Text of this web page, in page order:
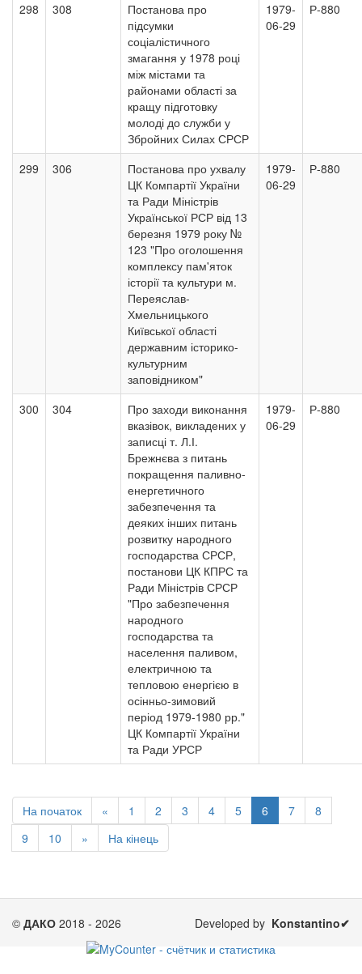
298 308
Постанова про
підсумки
соціалістичного
змагання у 1978 році
між містами та
районами області за
кращу підготовку
молоді до служби у
Збройних Силах СРСР
1979-
06-29
Р-880
299 306
Постанова про ухвалу
ЦК Компартії України
та Ради Міністрів
Української РСР від 13
березня 1979 року №
123 "Про оголошення
комплексу пам'яток
історії та культури м.
Переяслав-
Хмельницького
Київської області
державним історико-
культурним
заповідником"
1979-
06-29
Р-880
300 304
Про заходи виконання
вказівок, викладених у
записці т. Л.І.
Брежнєва з питань
покращення паливно-
енергетичного
забезпечення та
деяких інших питань
розвитку народного
господарства СРСР,
постанови ЦК КПРС та
Ради Міністрів СРСР
"Про забезпечення
народного
господарства та
населення паливом,
електричною та
тепловою енергією в
осінньо-зимовий
період 1979-1980 рр."
ЦК Компартії України
та Ради УРСР
1979-
06-29
Р-880
На початок « 1 2 3 4 5 6 7
8
9
10 » На кінець
© ДАКО 2018 - 2026 Developed by Konstantino✔